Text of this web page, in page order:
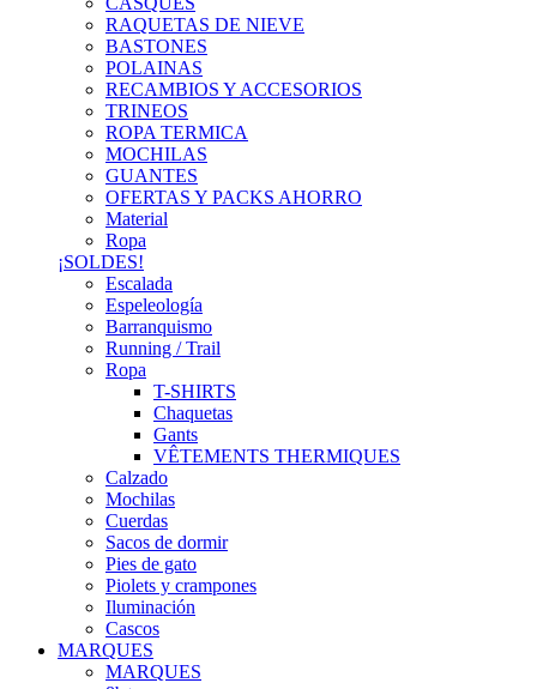
RAQUETAS DE NIEVE
BASTONES
POLAINAS
RECAMBIOS Y ACCESORIOS
TRINEOS
ROPA TERMICA
MOCHILAS
GUANTES
OFERTAS Y PACKS AHORRO
Material
Ropa
¡SOLDES!
Escalada
Espeleología
Barranquismo
Running / Trail
Ropa
T-SHIRTS
Chaquetas
Gants
VÊTEMENTS THERMIQUES
Calzado
Mochilas
Cuerdas
Sacos de dormir
Pies de gato
Piolets y crampones
Iluminación
Cascos
MARQUES
MARQUES